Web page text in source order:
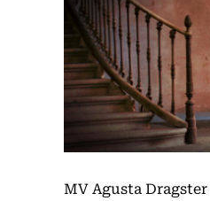
MV Agusta Dragster